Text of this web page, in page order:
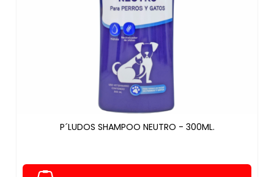
P´LUDOS SHAMPOO NEUTRO - 300ML.